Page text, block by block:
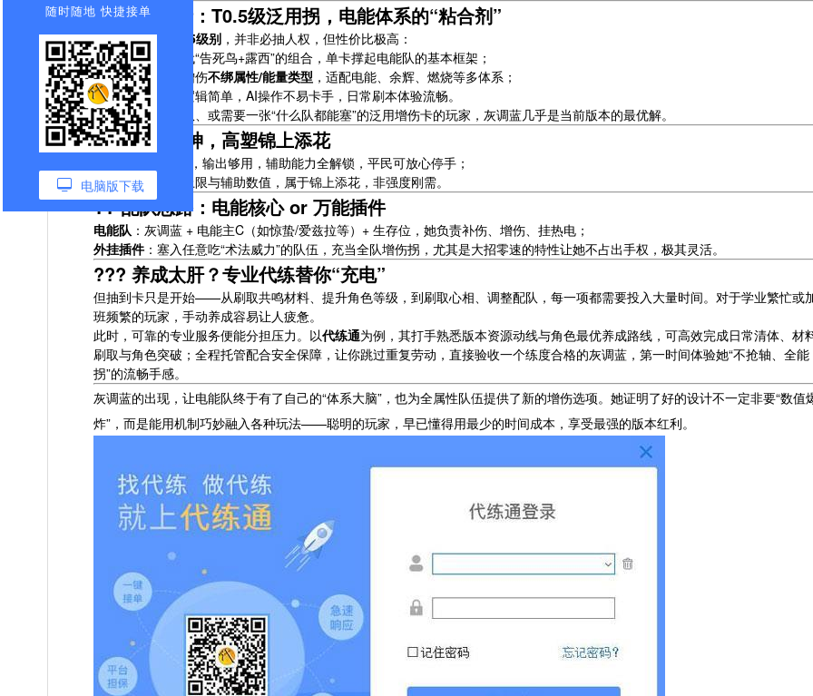
?? 定位解析：T0.5级泛用拐，电能体系的“粘合剂”
攻略将其评为 T0.5级别 ，并非必抽人权，但性价比极高：
体系救场：可替代“告死鸟+露西”的组合，单卡撑起电能队的基本框架；
泛用性强：减防增伤不绑属性/能量类型 ，适配电能、余辉、燃烧等多体系；
自动友好：技能逻辑简单，AI操作不易卡手，日常刷本体验流畅。
对于想补强电能队、或需要一张“什么队都能塞”的泛用增伤卡的玩家，灰调蓝几乎是当前版本的最优解。
?? 0塑即战神，高塑锦上添花
：机制完全体，输出够用，辅助能力全解锁，平民可放心停手；
高塑：提升输出上限与辅助数值，属于锦上添花，非强度刚需。
?? 配队思路：电能核心 or 万能插件
电能队 ：灰调蓝 + 电能主C（如惊蛰/爱兹拉等）+ 生存位，她负责补伤、增伤、挂热电；
外挂插件：塞入任意吃“术法威力”的队伍，充当全队增伤拐，尤其是大招零速的特性让她不占出手权，极其灵活。
??? 养成太肝？专业代练替你“充电”
但抽到卡只是开始——从刷取共鸣材料、提升角色等级，到刷取心相、调整配队，每一项都需要投入大量时间。对于学业繁忙或
班频繁的玩家，手动养成容易让人疲惫。
此时，可靠的专业服务便能分担压力。以代练通为例，其打手熟悉版本资源动线与角色最优养成路线，可高效完成日常清体、材
刷取与角色突破；全程托管配合安全保障，让你跳过重复劳动，直接验收一个练度合格的灰调蓝，第一时间体验她“不抢轴、全能
拐”的流畅手感。
灰调蓝的出现，让电能队终于有了自己的“体系大脑”，也为全属性队伍提供了新的增伤选项。她证明了好的设计不一定非要“数值
炸”，而是能用机制巧妙融入各种玩法——聪明的玩家，早已懂得用最少的时间成本，享受最强的版本红利。
随时随地 快捷接单
电脑版下载